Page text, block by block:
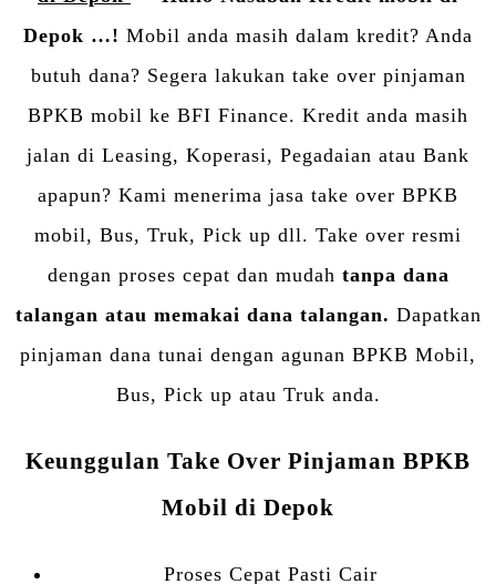
Depok …! Mobil anda masih dalam kredit? Anda
butuh dana? Segera lakukan take over pinjaman
BPKB mobil ke BFI Finance. Kredit anda masih
jalan di Leasing, Koperasi, Pegadaian atau Bank
apapun? Kami menerima jasa take over BPKB
mobil, Bus, Truk, Pick up dll. Take over resmi
dengan proses cepat dan mudah tanpa dana
talangan atau memakai dana talangan. Dapatkan
pinjaman dana tunai dengan agunan BPKB Mobil,
Bus, Pick up atau Truk anda.
Keunggulan Take Over Pinjaman BPKB
Mobil di Depok
Proses Cepat Pasti Cair